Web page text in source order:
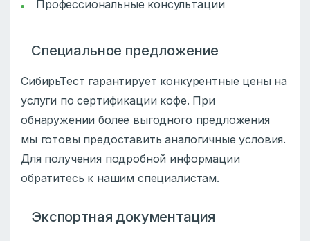
Профессиональные консультации
Специальное предложение
СибирьТест гарантирует конкурентные цены на
услуги по сертификации кофе. При
обнаружении более выгодного предложения
мы готовы предоставить аналогичные условия.
Для получения подробной информации
обратитесь к нашим специалистам.
Экспортная документация